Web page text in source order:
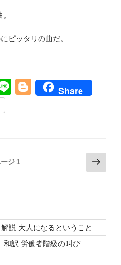
ピッタリの曲だ。
Li
Bl
Share
ジ 1
次
の
説 大人になるということ
和訳 労働者階級の叫び